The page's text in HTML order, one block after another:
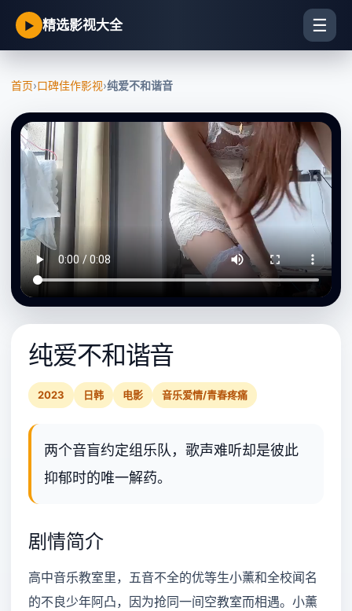
▶ 精选影视大全 ☰
首页›口碑佳作影视›纯爱不和谐音
纯爱不和谐音
2023 日韩 电影 音乐爱情/青春疼痛
两个音盲约定组乐队，歌声难听却是彼此
抑郁时的唯一解药。
剧情简介
高中音乐教室里，五音不全的优等生小薰和全校闻名
的不良少年阿凸，因为抢同一间空教室而相遇。小薰